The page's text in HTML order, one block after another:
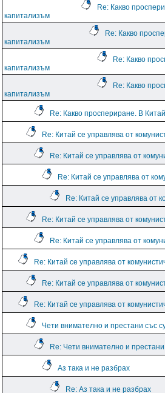
Re: Какво
капитализъм
Re: Какво
капитализъм
Re: Какво
капитализъм
Re: Какво
капитализъм
Re: Какво проспериране. В
Re: Китай се управлява от
Re: Китай се управлява от
Re: Китай се управлява от
Re: Китай се управлява от
Re: Китай се управлява от
Re: Китай се управлява от
Re: Китай се управлява от
Re: Китай се управлява от
Re: Китай се управлява от
Чети внимателно и престани със
Re: Чети внимателно и
Аз така и не разбрах
Re: Аз така и не разбрах